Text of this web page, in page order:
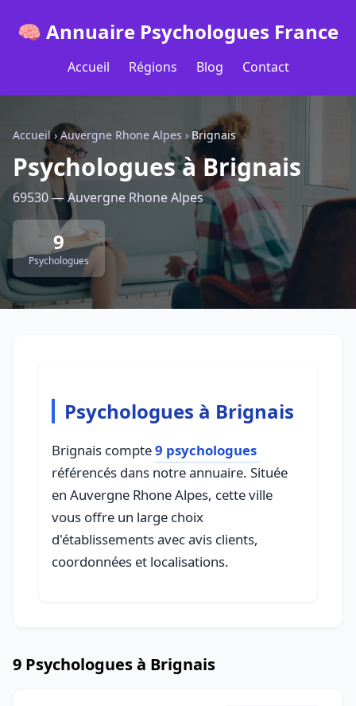
🧠 Annuaire Psychologues France
Accueil Régions Blog Contact
Accueil› Auvergne Rhone Alpes › Brignais
Psychologues à Brignais
69530 — Auvergne Rhone Alpes
9
Psychologues
Psychologues à Brignais
Brignais compte9 psychologues
référencés dans notre annuaire. Située
en Auvergne Rhone Alpes, cette ville
vous offre un large choix
d'établissements avec avis clients,
coordonnées et localisations.
9 Psychologues à Brignais